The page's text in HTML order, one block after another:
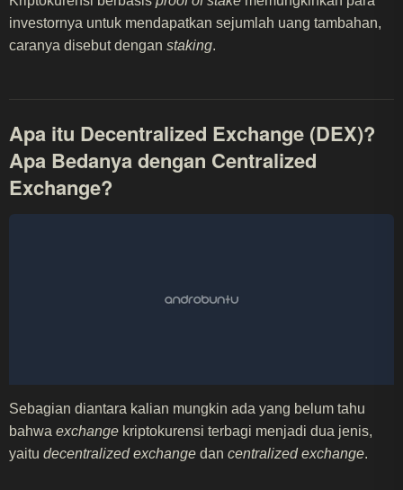
investornya untuk mendapatkan sejumlah uang tambahan,
caranya disebut dengan staking.
Apa itu Decentralized Exchange (DEX)?
Apa Bedanya dengan Centralized
Exchange?
Sebagian diantara kalian mungkin ada yang belum tahu
bahwa exchange kriptokurensi terbagi menjadi dua jenis,
yaitu decentralized exchange dan centralized exchange.